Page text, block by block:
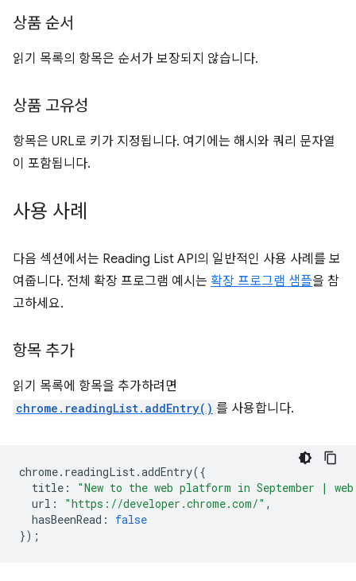
상품 순서
읽기 목록의 항목은 순서가 보장되지 않습니다.
상품 고유성
항목은 URL로 키가 지정됩니다. 여기에는 해시와 쿼리 문자열
이 포함됩니다.
사용 사례
다음 섹션에서는 Reading List API의 일반적인 사용 사례를 보
여줍니다. 전체 확장 프로그램 예시는 확장 프로그램 샘플을 참
고하세요.
항목 추가
읽기 목록에 항목을 추가하려면
chrome.readingList.addEntry() 를 사용합니다.
chrome. readingList .addEntry({
title :
"New to the web platform in September |
url : "https://developer.chrome.com/" ,
hasBeenRead :
false
});